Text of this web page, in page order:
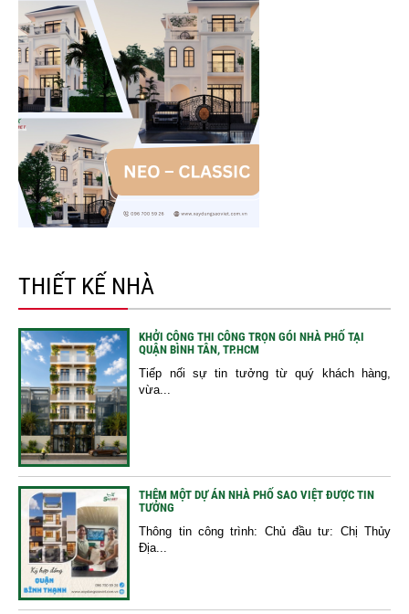
THIẾT KẾ NHÀ
KHỞI CÔNG THI CÔNG TRỌN GÓI NHÀ PHỐ TẠI
QUẬN BÌNH TÂN, TP.HCM
Tiếp nối sự tin tưởng từ quý khách hàng,
vừa...
THÊM MỘT DỰ ÁN NHÀ PHỐ SAO VIỆT ĐƯỢC TIN
TƯỞNG
Thông tin công trình: Chủ đầu tư: Chị Thủy
Địa...